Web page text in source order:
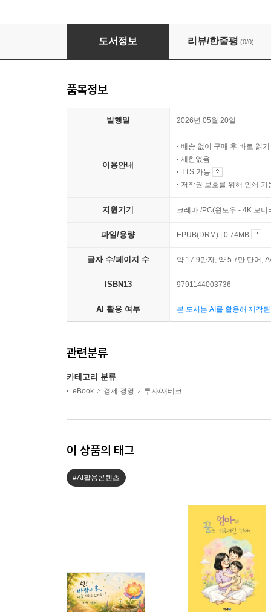
건축감리 이론과 현장 적용 기준
도서정보 리뷰/한줄평 (0/0)
품목정보
발행일 2026년 05월 20일
이용안내
배송 없이 구매 후 바로 읽기
제한없음
TTS 가능
저작권 보호를 위해 인쇄 기
지원기기 크레마 /PC(윈도우 - 4K 모
파일/용량 EPUB(DRM) | 0.74MB
글자 수/페이지 수 약 17.9만자, 약 5.7만 단어,
ISBN13 9791144003736
AI 활용 여부 본 도서는 AI를 활용해 제작
관련분류
카테고리 분류
eBook 경제 경영 투자/재테크
이 상품의 태그
#AI활용콘텐츠